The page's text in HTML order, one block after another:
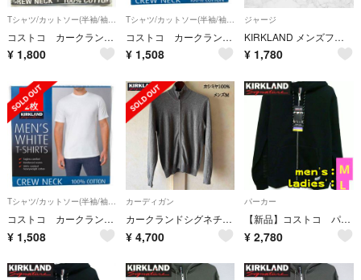
Tシャツ/カットソー(半袖/袖なし)
コストコ カークランド メンズ黒Tシャツ Mサイズ 2枚セット
¥ 1,800
Tシャツ/カットソー(半袖/袖なし)
コストコ カークランド メンズ ホワイトTシャツ Lサイズ 2枚
¥ 1,508
ジャージ
KIRKLAND メンズフルジップ スウェットジャケット XXLサイズ コストコ
¥ 1,780
Tシャツ/カットソー(半袖/袖なし)
コストコ カークランド メンズ ホワイトTシャツ Mサイズ 2枚
¥ 1,508
カーディガン
カークランドシグネチャー カシミヤ100%ジップアップカーディガンメンズM
¥ 4,700
パーカー
【新品】コストコ パーカー M ユニセックス フルジップ カークランド 黒
¥ 2,780